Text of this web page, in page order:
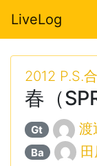
LiveLog
2012 P.S.
春（
Gt 渡
Ba